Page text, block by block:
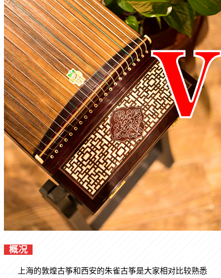
概况
上海的敦煌古筝和西安的朱雀古筝是大家相对比较熟悉